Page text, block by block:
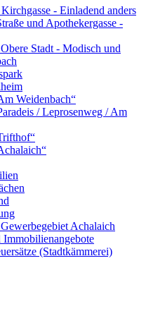
- Einladend anders
und Apothekergasse -
Stadt - Modisch und
Weidenbach“
/ Leprosenweg / Am
Achalaich
(Stadtkämmerei)